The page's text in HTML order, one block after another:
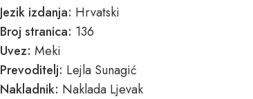
Jezik izdanja: Hrvatski
Broj stranica: 136
Uvez: Meki
Prevoditelj: Lejla Sunagić
Nakladnik: Naklada Ljevak